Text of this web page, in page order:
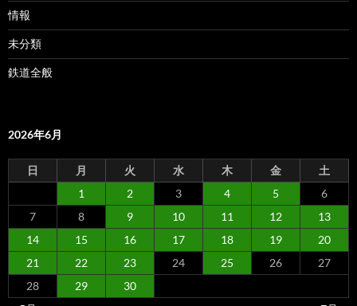
情報
未分類
鉄道全般
2026年6月
日 月 火 水 木 金
土
1
2 3 4 5
6
7
8 9 10 11 12
13
14
15 16 17 18 19
20
21
22 23 24 25 26
27
28
29
30